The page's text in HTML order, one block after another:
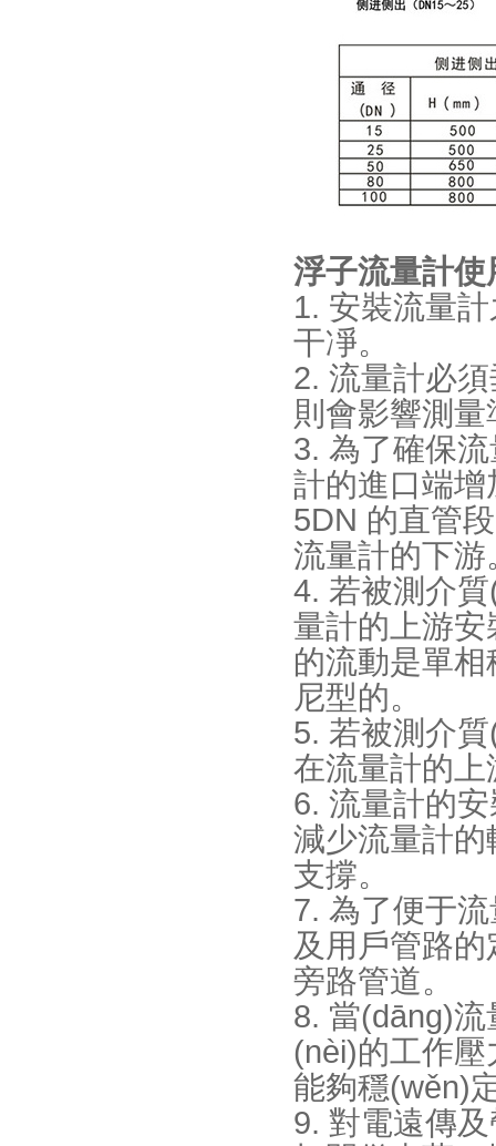
浮子流量計使
1. 安裝流量計
干凈。
2. 流量計必須
則會影響測量準
3. 為了確保流
計的進口端
5DN 的直管
流量計的下游
4. 若被測介
量計的上游安
的流動是單相
尼型的。
5. 若被測介質
在流量計的上
6. 流量計的
減少流量計
支撐。
7. 為了便于流
及用戶管路的
旁路管道。
8. 當(dāng)
(nèi)的工作壓
能夠穩(wěn)定
9. 對電遠傳及